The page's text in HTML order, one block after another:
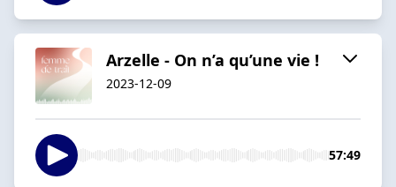
Arzelle - On n’a qu’une vie !
2023-12-09
57:49